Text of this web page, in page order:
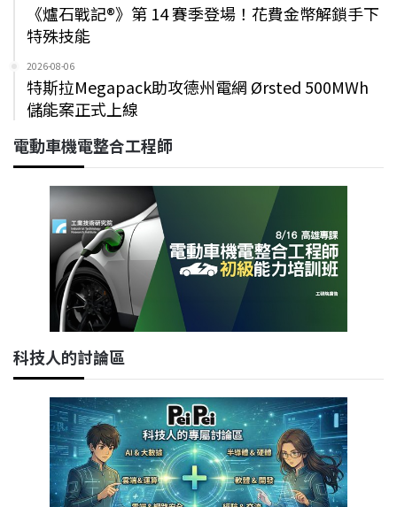
《爐石戰記®》第 14 賽季登場！花費金幣解鎖手下
特殊技能
2026-08-06
特斯拉Megapack助攻德州電網 Ørsted 500MWh
儲能案正式上線
電動車機電整合工程師
科技人的討論區